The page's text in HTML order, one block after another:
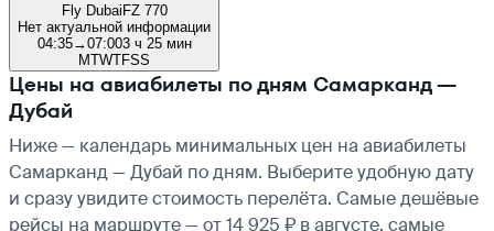
Fly DubaiFZ 770
Нет актуальной информации
04:35→07:003 ч 25 мин
MTWTFSS
Цены на авиабилеты по дням Самарканд —
Дубай
Ниже — календарь минимальных цен на авиабилеты
Самарканд — Дубай по дням. Выберите удобную дату
и сразу увидите стоимость перелёта. Самые дешёвые
рейсы на маршруте — от 14 925 ₽ в августе, самые